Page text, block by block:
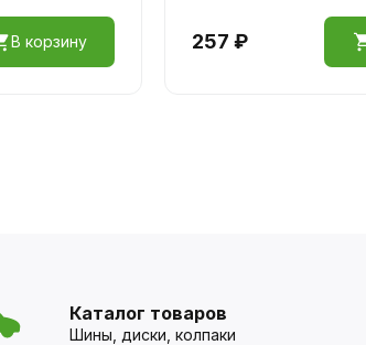
В корзину 257 ₽
Каталог товаров
Шины, диски, колпаки